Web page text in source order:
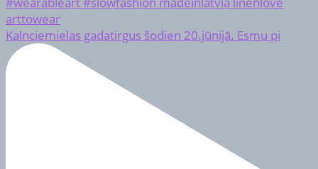
Kalnciemielas gadatirgus šodien 20.jūnijā. Esmu pi